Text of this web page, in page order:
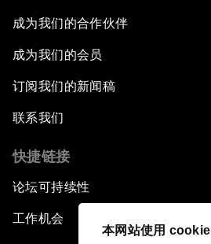
本网站使用 cookie
成为我们的合作伙伴
成为我们的会员
订阅我们的新闻稿
联系我们
快捷链接
论坛可持续性
工作机会